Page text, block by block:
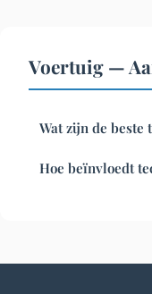
Voertuig —
Wat zijn de
Hoe beïnvloedt